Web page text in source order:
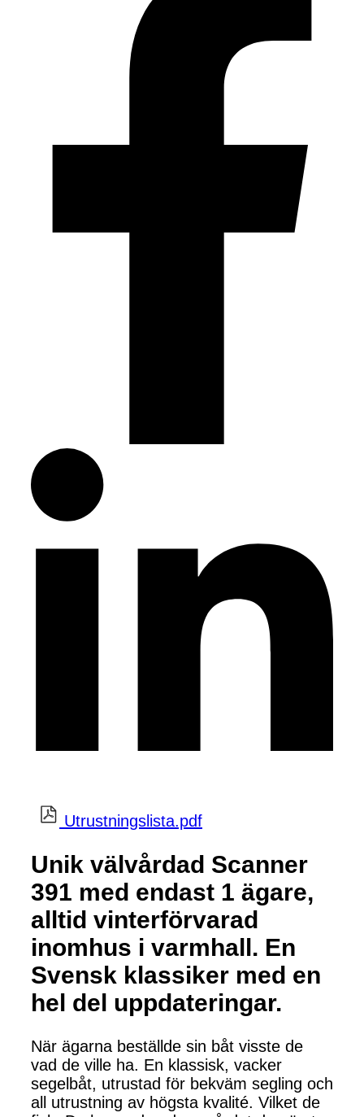
Utrustningslista.pdf
Unik välvårdad Scanner
391 med endast 1 ägare,
alltid vinterförvarad
inomhus i varmhall. En
Svensk klassiker med en
hel del uppdateringar.
När ägarna beställde sin båt visste de
vad de ville ha. En klassisk, vacker
segelbåt, utrustad för bekväm segling och
all utrustning av högsta kvalité. Vilket de